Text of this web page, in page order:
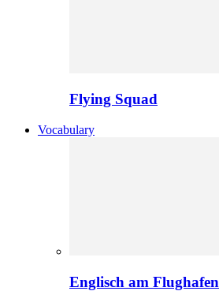
Flying Squad
Vocabulary
Englisch am Flughafen